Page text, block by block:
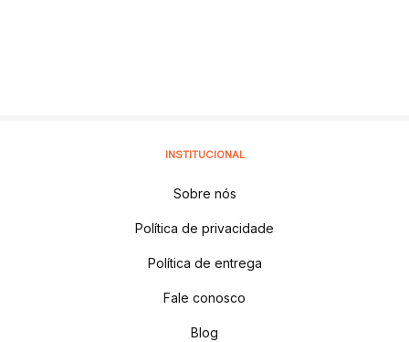
INSTITUCIONAL
Sobre nós
Política de privacidade
Política de entrega
Fale conosco
Blog